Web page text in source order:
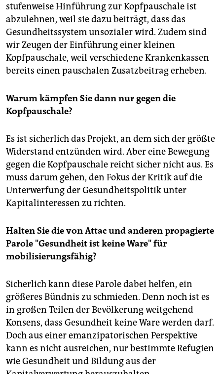
stufenweise Hinführung zur Kopfpauschale ist
abzulehnen, weil sie dazu beiträgt, dass das
Gesundheitssystem unsozialer wird. Zudem sind
wir Zeugen der Einführung einer kleinen
Kopfpauschale, weil verschiedene Krankenkassen
bereits einen pauschalen Zusatzbeitrag erheben.
Warum kämpfen Sie dann nur gegen die
Kopfpauschale?
Es ist sicherlich das Projekt, an dem sich der größte
Widerstand entzünden wird. Aber eine Bewegung
gegen die Kopfpauschale reicht sicher nicht aus. Es
muss darum gehen, den Fokus der Kritik auf die
Unterwerfung der Gesundheitspolitik unter
Kapitalinteressen zu richten.
Halten Sie die von Attac und anderen propagierte
Parole "Gesundheit ist keine Ware" für
mobilisierungsfähig?
Sicherlich kann diese Parole dabei helfen, ein
größeres Bündnis zu schmieden. Denn noch ist es
in großen Teilen der Bevölkerung weitgehend
Konsens, dass Gesundheit keine Ware werden darf.
Doch aus einer emanzipatorischen Perspektive
kann es nicht ausreichen, nur bestimmte Refugien
wie Gesundheit und Bildung aus der